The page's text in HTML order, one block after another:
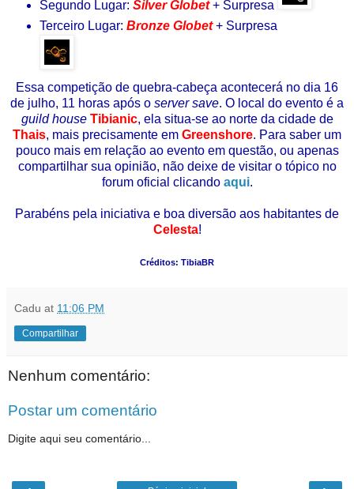
Segundo Lugar: Silver Globet + Surpresa
Terceiro Lugar: Bronze Globet + Surpresa
Essa competição de quebra-cabeça acontecerá no dia 16
de julho, 11 horas após o server save. O local do evento é a
guild house Tibianic, ela situa-se ao norte da cidade de
Thais, mais precisamente em Greenshore. Para saber um
pouco mais em relação ao evento em questão, ou apenas
compartilhar sua opinião, não deixe de visitar o tópico no
forum oficial clicando aqui.
Parabéns pela iniciativa e boa diversão aos habitantes de
Celesta!
Créditos: TibiaBR
Cadu at 11:06 PM
Compartilhar
Nenhum comentário:
Postar um comentário
Digite aqui seu comentário...